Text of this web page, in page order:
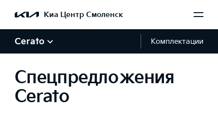
Киа Центр Смоленск
Cerato Комплектации
Спецпредложения
Cerato